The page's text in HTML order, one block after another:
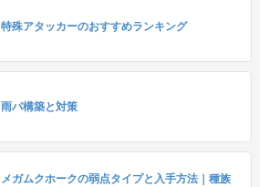
特殊アタッカーのおすすめランキング
雨パ構築と対策
メガムクホークの弱点タイプと入手方法｜種族